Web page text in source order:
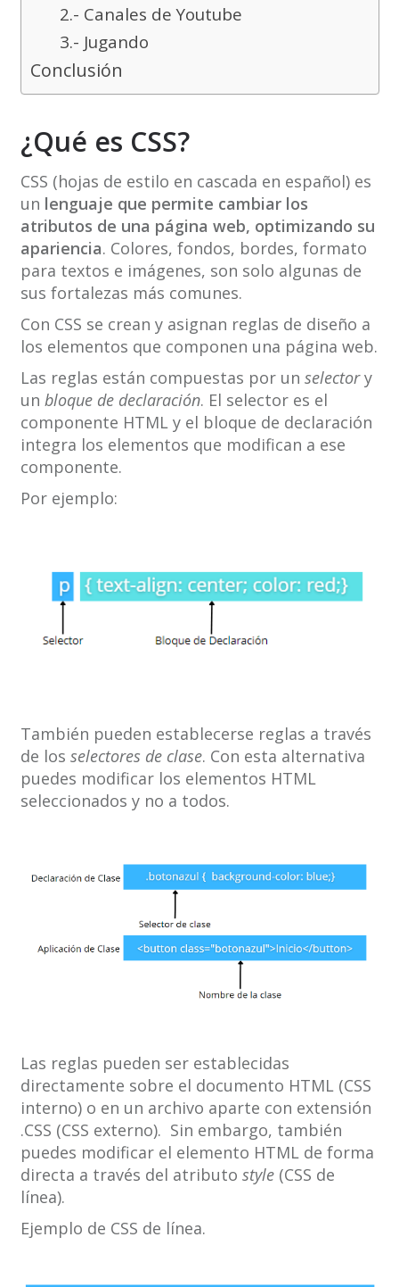
2.- Canales de Youtube
3.- Jugando
Conclusión
¿Qué es CSS?
CSS (hojas de estilo en cascada en español) es
un lenguaje que permite cambiar los
atributos de una página web, optimizando su
apariencia. Colores, fondos, bordes, formato
para textos e imágenes, son solo algunas de
sus fortalezas más comunes.
Con CSS se crean y asignan reglas de diseño a
los elementos que componen una página web.
Las reglas están compuestas por un selectory
un bloque de declaración. El selector es el
componente HTML y el bloque de declaración
integra los elementos que modifican a ese
componente.
Por ejemplo:
También pueden establecerse reglas a través
de los selectores de clase. Con esta alternativa
puedes modificar los elementos HTML
seleccionados y no a todos.
Las reglas pueden ser establecidas
directamente sobre el documento HTML (CSS
interno) o en un archivo aparte con extensión
.CSS (CSS externo). Sin embargo, también
puedes modificar el elemento HTML de forma
directa a través del atributo style (CSS de
línea).
Ejemplo de CSS de línea.